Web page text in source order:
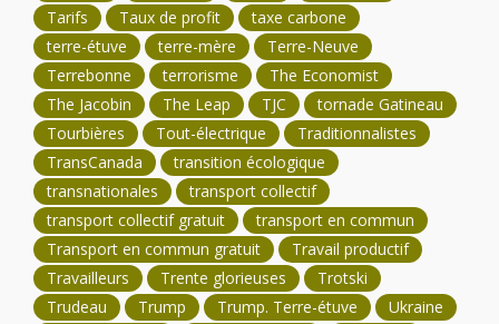
Tarifs
Taux de profit
taxe carbone
terre-étuve
terre-mère
Terre-Neuve
Terrebonne
terrorisme
The Economist
The Jacobin
The Leap TJC
tornade Gatineau
Tourbières
Tout-électrique
Traditionnalistes
TransCanada
transition écologique
transnationales
transport collectif
transport collectif gratuit
transport en commun
Transport en commun gratuit
Travail productif
Travailleurs
Trente glorieuses
Trotski
Trudeau
Trump Trump. Terre-étuve
Ukraine